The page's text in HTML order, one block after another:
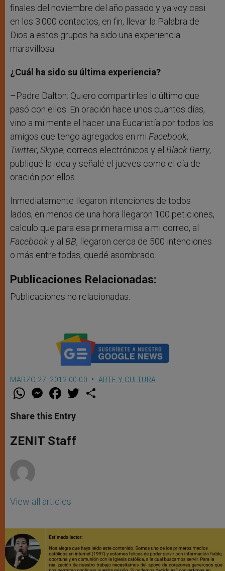
finales del noviembre del año pasado y ya voy casi
en los 3.000 contactos, en fin, llevar la Palabra de
Dios a estos grupos ha sido una experiencia
maravillosa.
¿Cuál ha sido su última experiencia?
–Padre Dalton: Quiero compartirles lo último que
pasó con ellos. En oración hace unos cuantos días,
vino a mi mente el hacer una Eucaristía por todos los
amigos que tengo agregados en mi Facebook,
Twitter, Skype, correos electrónicos y el Black Berry,
publiqué la idea y señalé el jueves como el día de
oración por ellos.
Inmediatamente llegaron intenciones de todos
lados, en menos de una hora llegaron 100 peticiones,
calculo que para esa primera misa a mi correo, al
Facebooky al BB, llegaron cerca de 500 intenciones
o más entre todas, quedé asombrado.
Publicaciones Relacionadas:
Publicaciones no relacionadas.
MARZO 27, 2012 00:00 ARTE Y CULTURA
W
t
s
p
p
M
e
s
e
g
e
F
a
e
b
o
k
w
Share this Entry
ZENIT Staff
View all articles